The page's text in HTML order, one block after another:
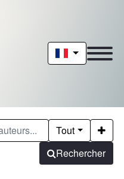
Tout
Rechercher